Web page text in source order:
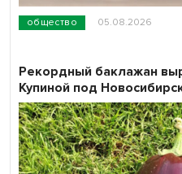
общество 05.08.2026
Рекордный баклажан
Купиной под